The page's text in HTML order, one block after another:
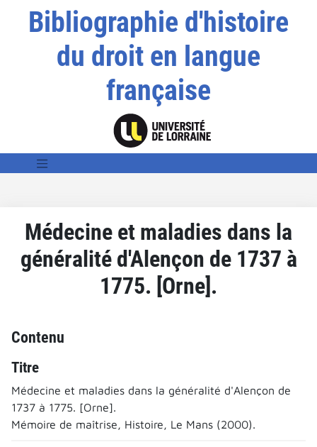
Bibliographie d'histoire
du droit en langue
française
Médecine et maladies dans la
généralité d'Alençon de 1737 à
1775. [Orne].
Contenu
Titre
Médecine et maladies dans la généralité d'Alençon de
1737 à 1775. [Orne].
Mémoire de maîtrise, Histoire, Le Mans (2000).